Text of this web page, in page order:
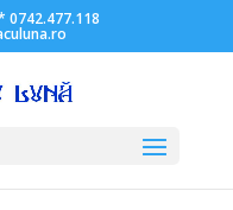
0742.477.118